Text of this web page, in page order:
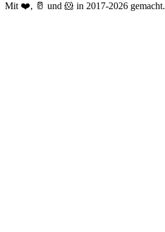
Mit ❤️, 🥛 und 🐹 in 2017-2026 gemacht.